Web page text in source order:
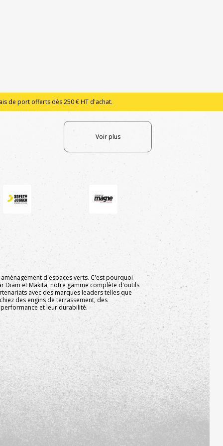
de port offerts dès 250 € HT d'achat.
Voir plus
d'espaces verts. C'est pourquoi
Diam et Makita, notre gamme complète d'outils
avec des marques leaders telles que
des engins de terrassement, des
et leur durabilité.